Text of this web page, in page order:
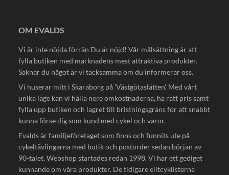
OM EVALDS
Vi är inte nöjda förrän Du är nöjd! Vår målsättning är att
fylla butiken med marknadens mest attraktiva produkter.
Saknar du något är vi tacksamma om du informerar oss.
Vi huserar mitt i Skaraborg på 'Västgötaslätten'. Med vårt
unika läge kan vi hålla nere omkostnaderna, ha rätt pris samt
fylla upp butiken och lagret till bristningsgräns för att snabbt
kunna förse dig som kund med cykel och varor.
Evalds är familjeföretaget som finns och funnits ute på
cykeltävlingarna med butik och postorder sedan början av
90-talet. Webshop startades redan 1998. Vi har ett gediget
kunnande om våra produkter. De tidigare elitcyklisterna